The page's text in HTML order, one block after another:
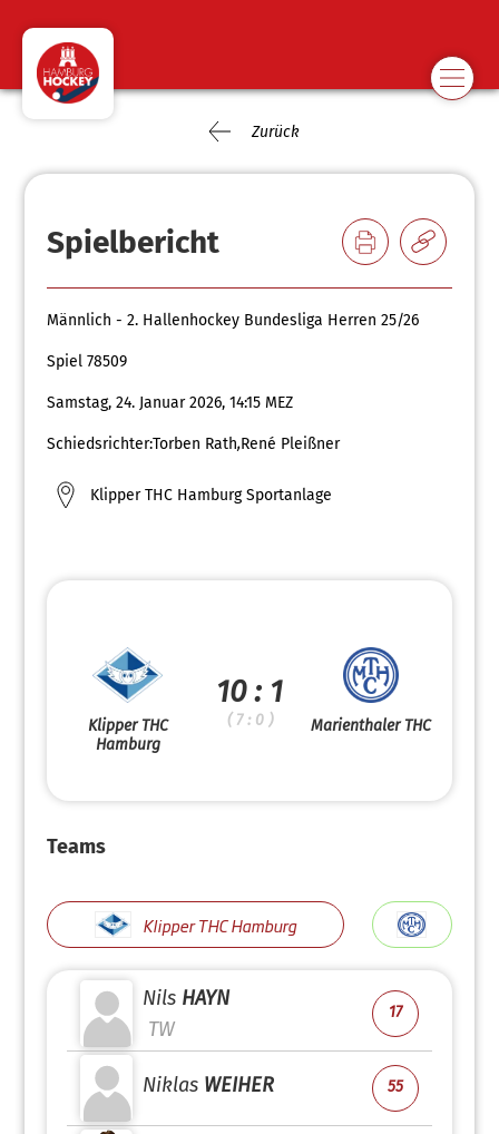
Zurück
Spielbericht
Männlich - 2. Hallenhockey Bundesliga Herren 25/26
Spiel 78509
Samstag, 24. Januar 2026, 14:15 MEZ
Schiedsrichter:Torben Rath,René Pleißner
Klipper THC Hamburg Sportanlage
Klipper THC
Hamburg
10 : 1
( 7 : 0 ) Marienthaler THC
Teams
Klipper THC Hamburg
Nils HAYN
TW
17
Niklas WEIHER 55